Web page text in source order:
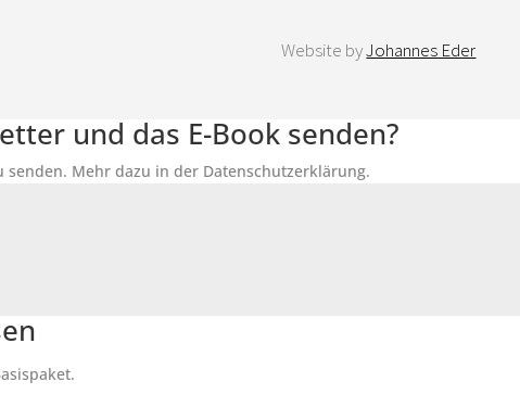
Website byJohannes Eder
und das E-Book senden?
Mehr dazu in der Datenschutzerklärung.